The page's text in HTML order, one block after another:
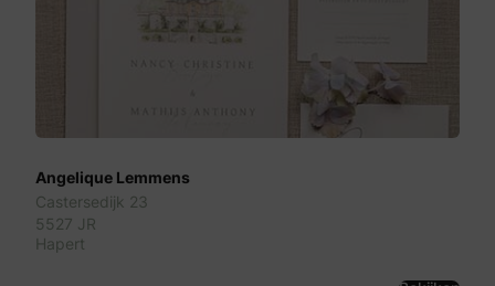
Angelique Lemmens
Castersedijk 23
5527 JR
Hapert